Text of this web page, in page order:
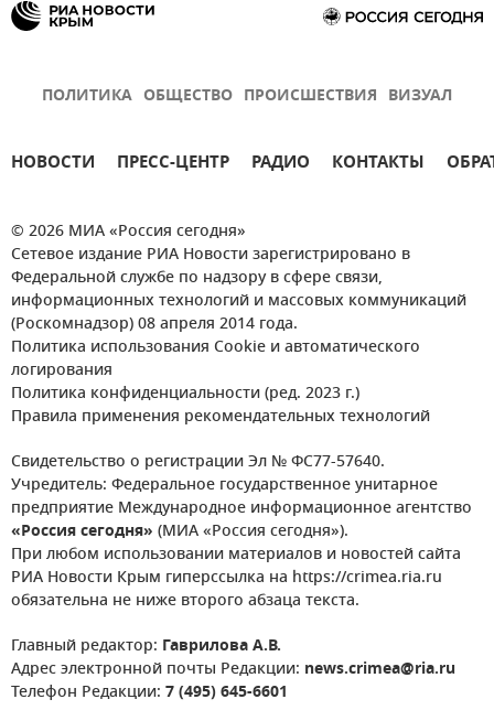
ПОЛИТИКА ОБЩЕСТВО ПРОИСШЕСТВИЯ ВИЗУАЛ
НОВОСТИ ПРЕСС-ЦЕНТР РАДИО КОНТАКТЫ
© 2026 МИА «Россия сегодня»
Сетевое издание РИА Новости зарегистрировано в
Федеральной службе по надзору в сфере связи,
информационных технологий и массовых коммуникаций
(Роскомнадзор) 08 апреля 2014 года.
Политика использования Cookie и автоматического
логирования
Политика конфиденциальности (ред. 2023 г.)
Правила применения рекомендательных технологий
Свидетельство о регистрации Эл № ФС77-57640.
Учредитель: Федеральное государственное унитарное
предприятие Международное информационное агентство
«Россия сегодня» (МИА «Россия сегодня»).
При любом использовании материалов и новостей сайта
РИА Новости Крым гиперссылка на https://crimea.ria.ru
обязательна не ниже второго абзаца текста.
Главный редактор: Гаврилова А.В.
Адрес электронной почты Редакции: news.crimea@ria.ru
Телефон Редакции: 7 (495) 645-6601